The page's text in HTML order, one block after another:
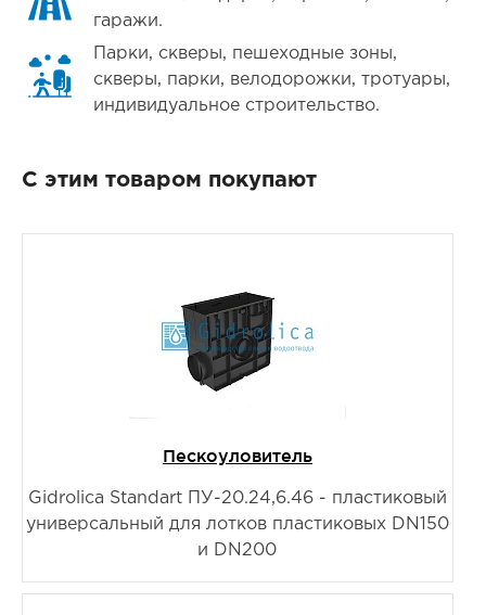
гаражи.
Парки, скверы, пешеходные зоны,
скверы, парки, велодорожки, тротуары,
индивидуальное строительство.
С этим товаром покупают
Пескоуловитель
Gidrolica Standart ПУ-20.24,6.46 - пластиковый
универсальный для лотков пластиковых DN150
и DN200